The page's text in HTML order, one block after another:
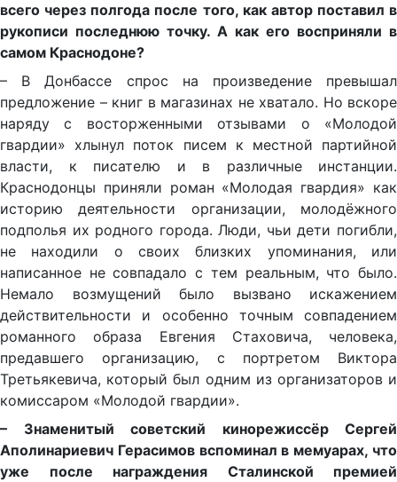
всего через полгода после того, как автор поставил в
рукописи последнюю точку. А как его восприняли в
самом Краснодоне?
– В Донбассе спрос на произведение превышал
предложение – книг в магазинах не хватало. Но вскоре
наряду с восторженными отзывами о «Моло­дой
гвардии» хлынул поток писем к местной партийной
вла­сти, к писателю и в различные инстанции.
Краснодонцы приняли роман «Молодая гвардия» как
историю деятельности организации, молодёжного
подполья их родного города. Люди, чьи дети погибли,
не находили о своих близких упоминания, или
написанное не совпадало с тем реаль­ным, что было.
Немало возмущений было вызвано искажением
действительности и особенно точным совпадением
романного образа Евгения Стаховича, чело­века,
предавшего организацию, с портретом Виктора
Третьяке­вича, который был одним из организаторов и
комиссаром «Молодой гвардии».
– Знаменитый советский кинорежиссёр Сергей
Аполинариевич Герасимов вспоминал в мемуарах, что
уже после награждения Сталинской премией